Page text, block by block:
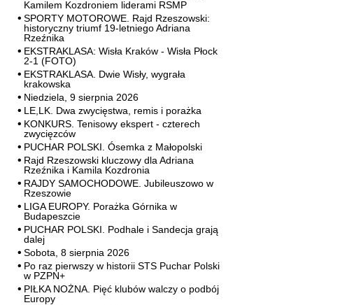
Kamilem Kozdroniem liderami RSMP
SPORTY MOTOROWE. Rajd Rzeszowski:
historyczny triumf 19-letniego Adriana
Rzeźnika
EKSTRAKLASA: Wisła Kraków - Wisła Płock
2-1 (FOTO)
EKSTRAKLASA. Dwie Wisły, wygrała
krakowska
Niedziela, 9 sierpnia 2026
LE,LK. Dwa zwycięstwa, remis i porażka
KONKURS. Tenisowy ekspert - czterech
zwycięzców
PUCHAR POLSKI. Ósemka z Małopolski
Rajd Rzeszowski kluczowy dla Adriana
Rzeźnika i Kamila Kozdronia
RAJDY SAMOCHODOWE. Jubileuszowo w
Rzeszowie
LIGA EUROPY. Porażka Górnika w
Budapeszcie
PUCHAR POLSKI. Podhale i Sandecja grają
dalej
Sobota, 8 sierpnia 2026
Po raz pierwszy w historii STS Puchar Polski
w PZPN+
PIŁKA NOŻNA. Pięć klubów walczy o podbój
Europy